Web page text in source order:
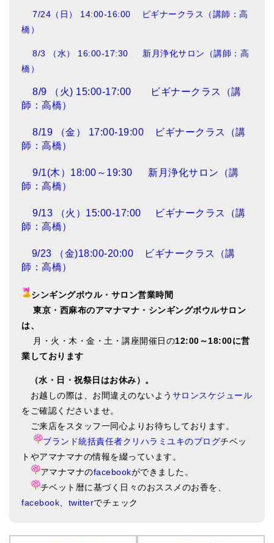
7/24（日） 14:00-16:00 ビギナークラス（講師：高
橋）
8/3 （水） 16:00-17:30 新月浄化サロン（講師：高
橋）
8/9 （火) 15:00-17:00 ビギナークラス（講
師：高橋）
8/19 （金） 17:00-19:00 ビギナークラス（講
師：高橋）
9/1(木）18:00～19:30 新月浄化サロン（講
師：高橋）
9/13 （火）15:00-17:00 ビギナークラス（講
師：高橋）
9/23 （金)18:00-20:00 ビギナークラス（講
師：高橋）
シンギングボウル・サロン営業時間
東京・西麻布のアマナマナ・シンギングボウルサロン
は、
月・火・木・金・土・講座開催日の12:00～18:00に営
業しております
（水・日・祝祭日はお休み）。
お越しの際は、お間違えのないよう サロンスケジュール
をご確認くださいませ。
ご来店をスタッフ一同心よりお待ちしております。
ブランド統括責任者クリハラミユキのブログチベッ
トやアマナマナの情報を綴っています。
アマナマナのfacebookができました。
チベット暦に基づく日々のおススメのお香を、
facebook
twitterでチェック